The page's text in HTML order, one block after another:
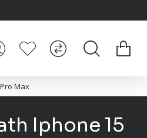
Max
Iphone 15